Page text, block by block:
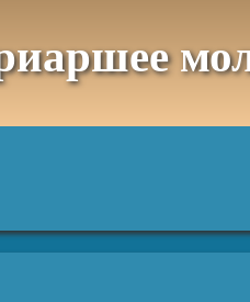
пение в день памяти святого